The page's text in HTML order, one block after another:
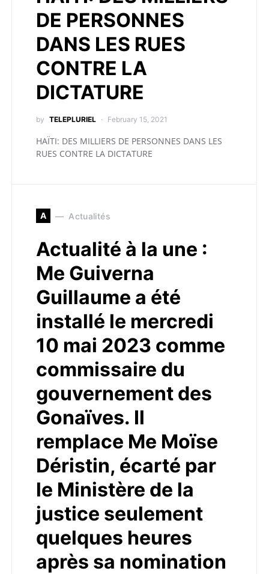
DE PERSONNES
DANS LES RUES
CONTRE LA
DICTATURE
by TELEPLURIEL February 15, 2021
HAÏTI: DES MILLIERS DE PERSONNES DANS LES
RUES CONTRE LA DICTATURE
A Actualités
Actualité à la une :
Me Guiverna
Guillaume a été
installé le mercredi
10 mai 2023 comme
commissaire du
gouvernement des
Gonaïves. Il
remplace Me Moïse
Déristin, écarté par
le Ministère de la
justice seulement
quelques heures
après sa nomination